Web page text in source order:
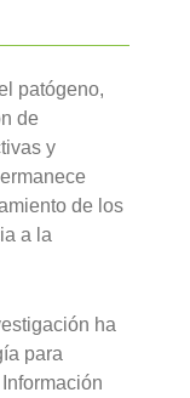
patógeno,
de
y
de los
a la
ha
para